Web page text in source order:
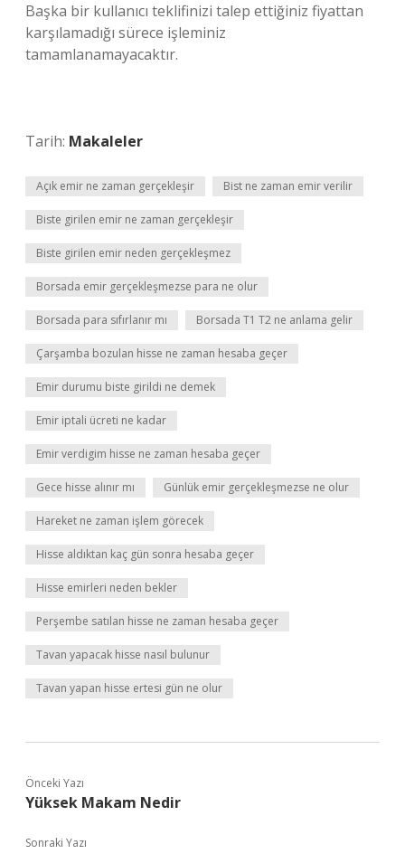
Başka bir kullanıcı teklifinizi talep ettiğiniz fiyattan
karşılamadığı sürece işleminiz
tamamlanamayacaktır.
Tarih: Makaleler
Açık emir ne zaman gerçekleşir Bist ne zaman emir verilir
Biste girilen emir ne zaman gerçekleşir
Biste girilen emir neden gerçekleşmez
Borsada emir gerçekleşmezse para ne olur
Borsada para sıfırlanır mı Borsada T1 T2 ne anlama gelir
Çarşamba bozulan hisse ne zaman hesaba geçer
Emir durumu biste girildi ne demek
Emir iptali ücreti ne kadar
Emir verdigim hisse ne zaman hesaba geçer
Gece hisse alınır mı Günlük emir gerçekleşmezse ne olur
Hareket ne zaman işlem görecek
Hisse aldıktan kaç gün sonra hesaba geçer
Hisse emirleri neden bekler
Perşembe satılan hisse ne zaman hesaba geçer
Tavan yapacak hisse nasıl bulunur
Tavan yapan hisse ertesi gün ne olur
Önceki Yazı
Yüksek Makam Nedir
Sonraki Yazı